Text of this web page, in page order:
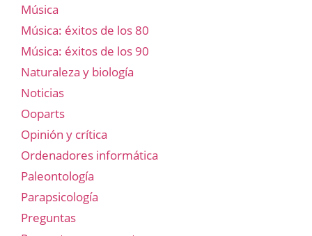
Música
Música: éxitos de los 80
Música: éxitos de los 90
Naturaleza y biología
Noticias
Ooparts
Opinión y crítica
Ordenadores informática
Paleontología
Parapsicología
Preguntas